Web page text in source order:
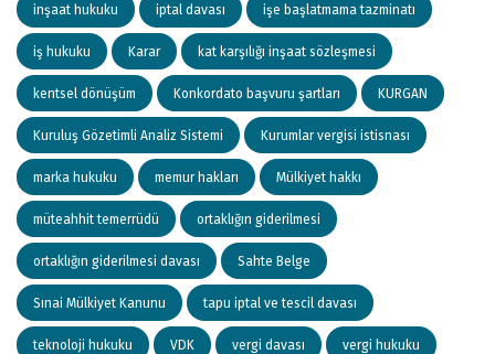
inşaat hukuku iptal davası işe başlatmama tazminatı
iş hukuku Karar kat karşılığı inşaat sözleşmesi
kentsel dönüşüm Konkordato başvuru şartları KURGAN
Kuruluş Gözetimli Analiz Sistemi Kurumlar vergisi istisnası
marka hukuku memur hakları Mülkiyet hakkı
müteahhit temerrüdü ortaklığın giderilmesi
ortaklığın giderilmesi davası Sahte Belge
Sınai Mülkiyet Kanunu tapu iptal ve tescil davası
teknoloji hukuku VDK vergi davası vergi hukuku